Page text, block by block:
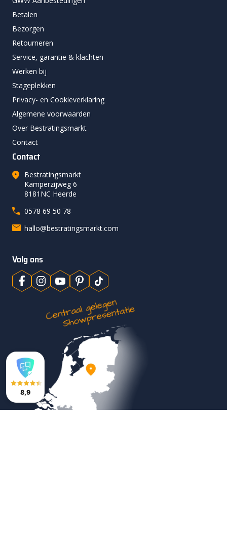
Betalen
Bezorgen
Retourneren
Service, garantie & klachten
Werken bij
Stageplekken
Privacy- en Cookieverklaring
Algemene voorwaarden
Over Bestratingsmarkt
Contact
Contact
Bestratingsmarkt
Kamperzijweg 6
8181NC Heerde
0578 69 50 78
hallo@bestratingsmarkt.com
Volg ons
8,9